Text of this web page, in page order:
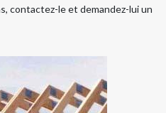
contactez-le et demandez-lui un